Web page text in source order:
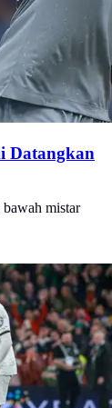
Datangkan
mistar